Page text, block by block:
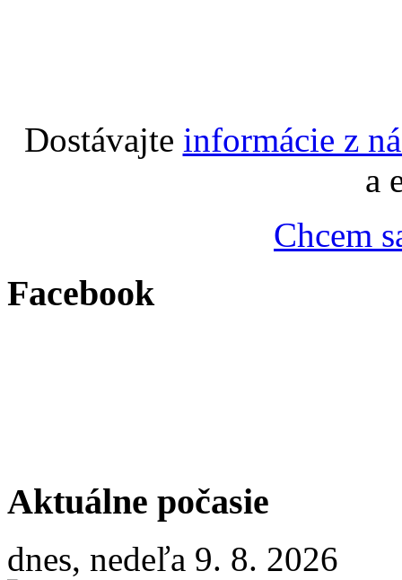
Dostávajte informácie z
a
Chcem
Facebook
Aktuálne počasie
dnes, nedeľa 9. 8. 2026